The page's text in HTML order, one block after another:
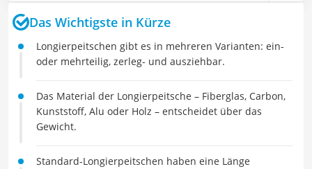
Das Wichtigste in Kürze
Longierpeitschen gibt es in mehreren Varianten: ein-
oder mehrteilig, zerleg- und ausziehbar.
Das Material der Longierpeitsche – Fiberglas, Carbon,
Kunststoff, Alu oder Holz – entscheidet über das
Gewicht.
Standard-Longierpeitschen haben eine Länge